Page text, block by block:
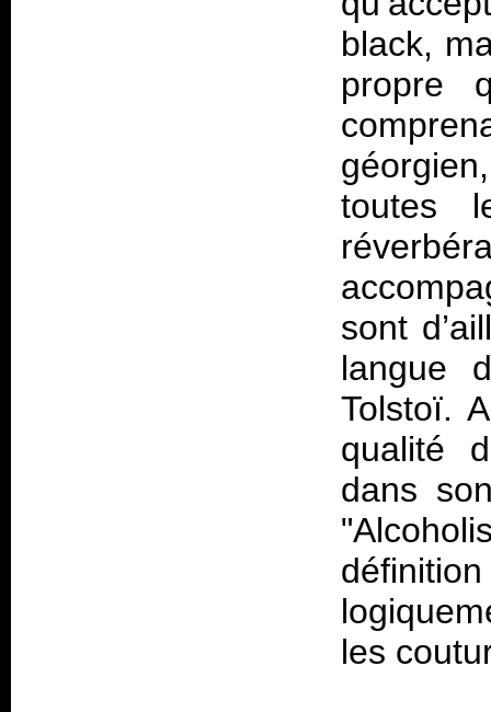
black,
propre
toutes
sont
langue
Tolstoï.
qualité
dans
les